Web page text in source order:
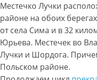
Местечко Лучки
районе на обоих
от села Сима и в 32
Юрьева. Местечек во
Лучки и Шордога.
Польском районе.